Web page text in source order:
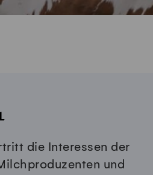
die Interessen der
und